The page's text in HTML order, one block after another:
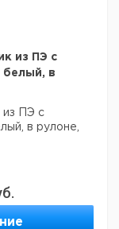
из ПЭ с
белый, в
из ПЭ с
в рулоне,